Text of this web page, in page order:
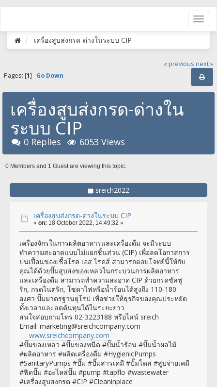
เครื่องสูบส่งกรด-ด่างในระบบ CIP
« previous next »
Pages: [1] Go Down
เครื่องสูบส่งกรด-ด่างใน
ระบบ CIP
0 Replies 6053 Views
0 Members and 1 Guest are viewing this topic.
sreich2022
เครื่องสูบส่งกรด-ด่างในระบบ CIP
« on: 18 October 2022, 14:49:32 »
เครื่องจักรในการผลิตอาหารและเครื่องดื่ม จะมีระบบ
ทำความสะอาดแบบไม่แยกชิ้นส่วน (CIP) เพื่อลดโอกาสการ
ปนเปื้อนของเชื้อโรค เอส ไรคส์ สามารถตอบโจทย์นี้ให้กับ
คุณได้ด้วยปั๊มสูบส่งของเหลวในกระบวนการผลิตอาหาร
และเครื่องดื่ม สามารถทำความสะอาด CIP ด้วยกรดซัลฟู
ริก, กรดไนตริก, โซดาไฟหรือน้ำร้อนได้สูงถึง 110-180
องศา ปั๊มมาตรฐานยุโรป เพื่อช่วยให้ธุรกิจของคุณประหยัด
ทั้งเวลาและลดต้นทุนได้ในระยะยาว
สนใจสอบถามโทร 02-3223188 หรือไลน์ sreich
Email: marketing@sreichcompany.com
www.sreichcompany.com
#ปั๊มของเหลว #ปั๊มของหนืด #ปั๊มน้ำร้อน #ปั๊มน้ำผลไม้
#ผลิตอาหาร #ผลิตเครื่องดื่ม #HygienicPumps
#SanitaryPumps #ปั๊ม #ปั๊มสารเคมี #ปั๊มโดส #สูบจ่ายเคมี
#ฟีดปั๊ม #อะไหล่ปั๊ม #pump #tapflo #wastewater
#เครื่องสูบส่งกรด #CIP #Cleaninplace